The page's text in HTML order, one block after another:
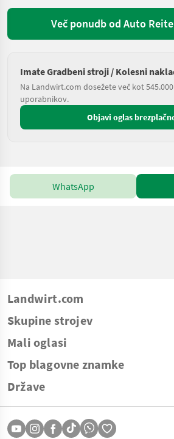
Več ponudb od Auto
Imate Gradbeni stroji / Kolesni
Na Landwirt.com dosežete več kot
uporabnikov.
Objavi oglas
WhatsApp
Landwirt.com
Skupine strojev
Mali oglasi
Top blagovne znamke
Države